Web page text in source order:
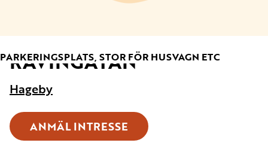
TYP:
PARKERINGSPLATS, STOR FÖR HUSVAGN ETC
RAVINGATAN
Hageby
ANMÄL INTRESSE